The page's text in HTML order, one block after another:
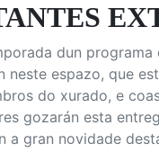
dun
neste espazo, que
do xurado, e
gozarán esta
a gran novidade